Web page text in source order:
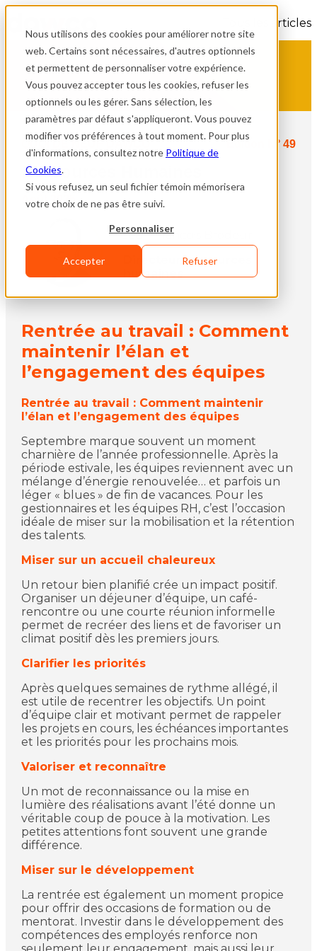
Nous utilisons des cookies pour améliorer notre site
web. Certains sont nécessaires, d'autres optionnels
et permettent de personnaliser votre expérience.
Vous pouvez accepter tous les cookies, refuser les
optionnels ou les gérer. Sans sélection, les
paramètres par défaut s'appliqueront. Vous pouvez
modifier vos préférences à tout moment. Pour plus
d'informations, consultez notre Politique de
Cookies.
Si vous refusez, un seul fichier témoin mémorisera
votre choix de ne pas être suivi.
Personnaliser
Accepter Refuser
Tous les articles
QUOI DE NEUF DAWCO Édition N° 49
Ressources Humaines
Août 2025
Jean-François Brodeur
Directeur ressources
humaines
Rentrée au travail : Comment
maintenir l’élan et
l’engagement des équipes
Rentrée au travail : Comment maintenir
l’élan et l’engagement des équipes
Septembre marque souvent un moment
charnière de l’année professionnelle. Après la
période estivale, les équipes reviennent avec un
mélange d’énergie renouvelée… et parfois un
léger « blues » de fin de vacances. Pour les
gestionnaires et les équipes RH, c’est l’occasion
idéale de miser sur la mobilisation et la rétention
des talents.
Miser sur un accueil chaleureux
Un retour bien planifié crée un impact positif.
Organiser un déjeuner d’équipe, un café-
rencontre ou une courte réunion informelle
permet de recréer des liens et de favoriser un
climat positif dès les premiers jours.
Clarifier les priorités
Après quelques semaines de rythme allégé, il
est utile de recentrer les objectifs. Un point
d’équipe clair et motivant permet de rappeler
les projets en cours, les échéances importantes
et les priorités pour les prochains mois.
Valoriser et reconnaître
Un mot de reconnaissance ou la mise en
lumière des réalisations avant l’été donne un
véritable coup de pouce à la motivation. Les
petites attentions font souvent une grande
différence.
Miser sur le développement
La rentrée est également un moment propice
pour offrir des occasions de formation ou de
mentorat. Investir dans le développement des
compétences des employés renforce non